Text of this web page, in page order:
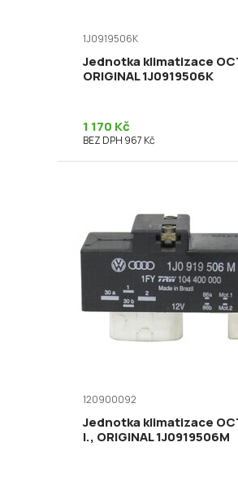
1J0919506K
Jednotka klimatizace
ORIGINAL 1J0919506K
1 170 Kč
BEZ DPH 967 Kč
120900092
Jednotka klimatizace
I., ORIGINAL 1J0919506M